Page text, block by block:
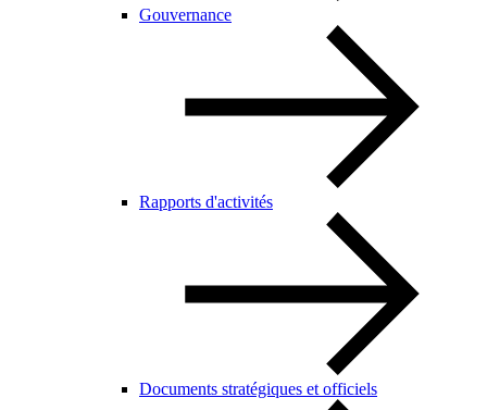
Gouvernance
Rapports d'activités
Documents stratégiques et officiels